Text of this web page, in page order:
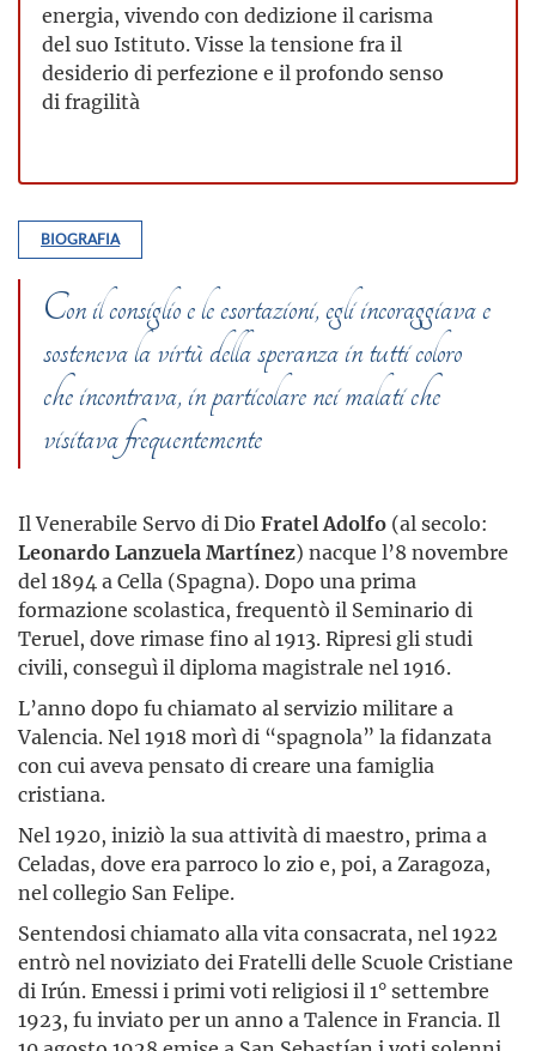
energia, vivendo con dedizione il carisma
del suo Istituto. Visse la tensione fra il
desiderio di perfezione e il profondo senso
di fragilità
BIOGRAFIA
Con il consiglio e le esortazioni, egli incoraggiava e
sosteneva la virtù della speranza in tutti coloro
che incontrava, in particolare nei malati che
visitava frequentemente
Il Venerabile Servo di Dio Fratel Adolfo (al secolo:
Leonardo Lanzuela Martínez) nacque l’8 novembre
del 1894 a Cella (Spagna). Dopo una prima
formazione scolastica, frequentò il Seminario di
Teruel, dove rimase fino al 1913. Ripresi gli studi
civili, conseguì il diploma magistrale nel 1916.
L’anno dopo fu chiamato al servizio militare a
Valencia. Nel 1918 morì di “spagnola” la fidanzata
con cui aveva pensato di creare una famiglia
cristiana.
Nel 1920, iniziò la sua attività di maestro, prima a
Celadas, dove era parroco lo zio e, poi, a Zaragoza,
nel collegio San Felipe.
Sentendosi chiamato alla vita consacrata, nel 1922
entrò nel noviziato dei Fratelli delle Scuole Cristiane
di Irún. Emessi i primi voti religiosi il 1° settembre
1923, fu inviato per un anno a Talence in Francia. Il